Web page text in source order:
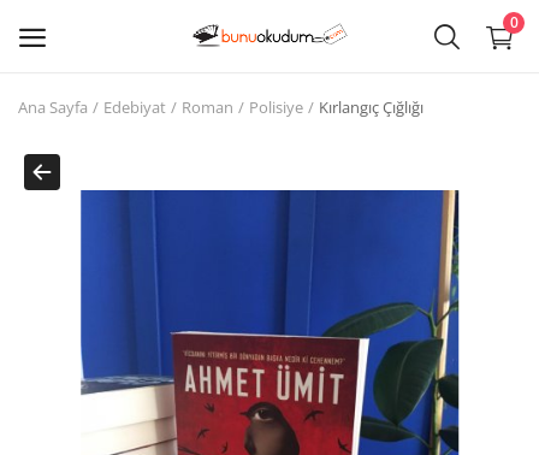
0
Sat
Ders - Sınav Kitapları
Ana Sayfa Edebiyat Roman Polisiye Kırlangıç Çığlığı